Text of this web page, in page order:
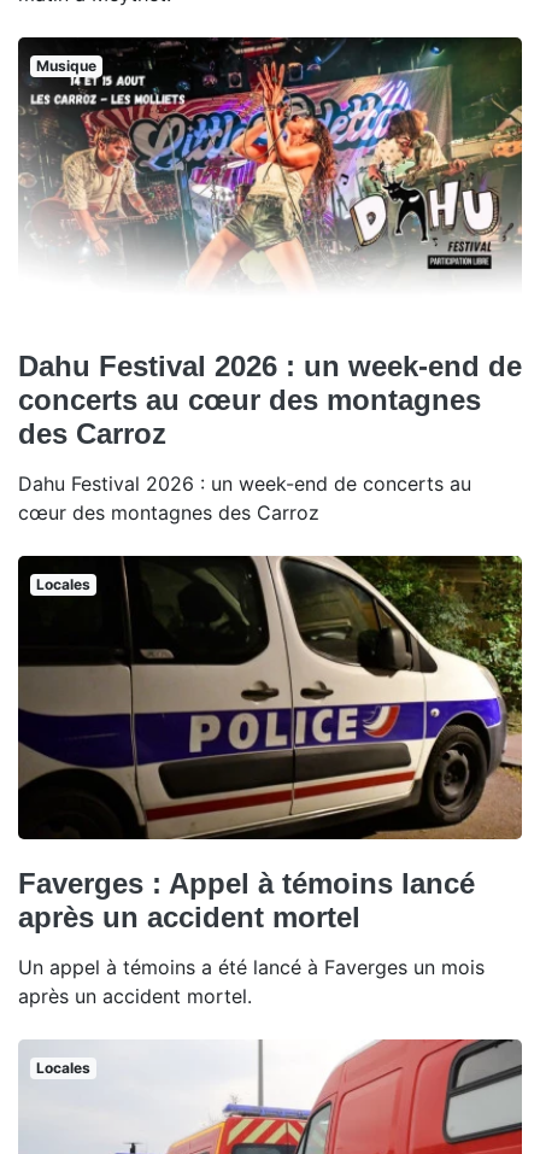
Musique
Dahu Festival 2026 : un week-end de
concerts au cœur des montagnes
des Carroz
Dahu Festival 2026 : un week-end de concerts au
cœur des montagnes des Carroz
Locales
Faverges : Appel à témoins lancé
après un accident mortel
Un appel à témoins a été lancé à Faverges un mois
après un accident mortel.
Locales